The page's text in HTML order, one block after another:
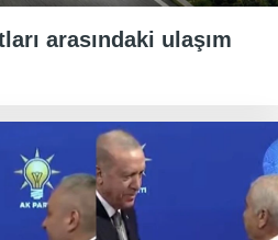
arasındaki ulaşım